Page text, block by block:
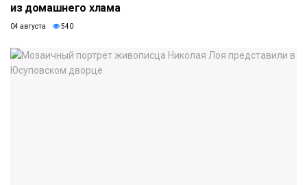
из домашнего хлама
04 августа 540